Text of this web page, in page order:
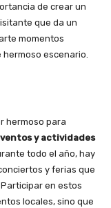
de crear un
que da un
momentos
escenario.
hermoso para
y actividades
todo el año, hay
y ferias que
en estos
locales, sino que